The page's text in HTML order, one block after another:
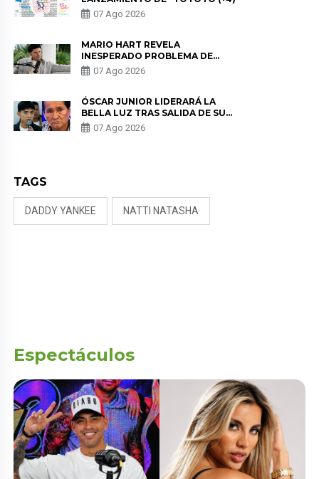
07 Ago 2026
MARIO HART REVELA
INESPERADO PROBLEMA DE
SALUD ANTES DE SEPARARSE DE
KORINA: “ME ENCONTRARON UN
07 Ago 2026
ÓSCAR JUNIOR LIDERARÁ LA
BELLA LUZ TRAS SALIDA DE SU
PADRE POR POLÉMICA CON
NALDY SALDAÑA
07 Ago 2026
TAGS
DADDY YANKEE NATTI NATASHA
Espectáculos